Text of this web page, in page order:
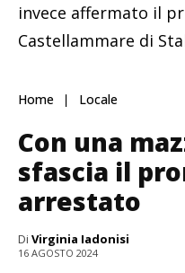
invece affermato il
Castellammare di
Home Locale
Con una
sfascia il
arrestato
Di Virginia Iadonisi
16 AGOSTO 2024